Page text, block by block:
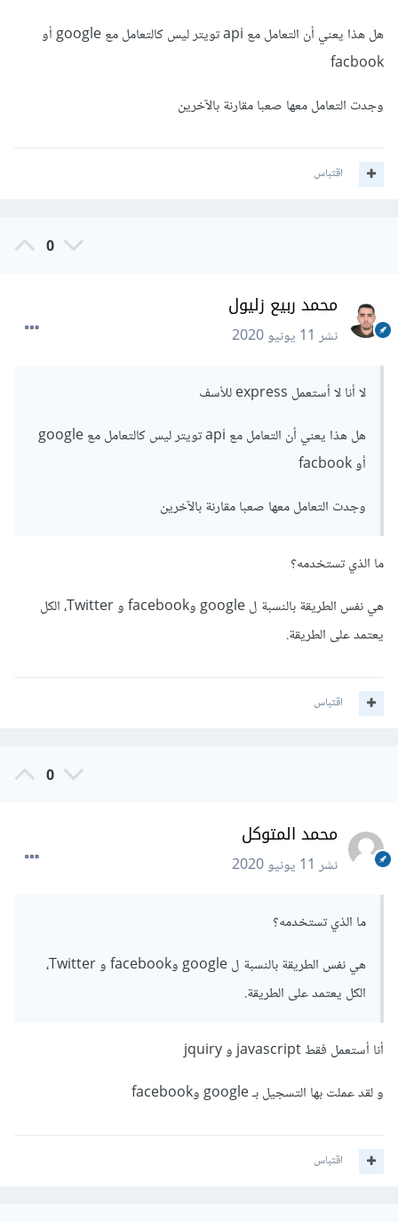
هل هذا يعني أن التعامل مع api تويتر ليس كالتعامل مع google أو
facbook
وجدت التعامل معها صعبا مقارنة بالآخرين
اقتباس
0
محمد ربيع زليول
نشر11 يونيو 2020
لا أنا لا أستعمل express للأسف
هل هذا يعني أن التعامل مع api تويتر ليس كالتعامل مع google
أو facbook
وجدت التعامل معها صعبا مقارنة بالآخرين
ما الذي تستخدمه؟
هي نفس الطريقة بالنسبة ل google وfacebook و Twitter، الكل
يعتمد على الطريقة.
اقتباس
0
محمد المتوكل
نشر11 يونيو 2020
ما الذي تستخدمه؟
هي نفس الطريقة بالنسبة ل google وfacebook و Twitter،
الكل يعتمد على الطريقة.
أنا أستعمل فقط javascript و jquiry
و لقد عملت بها التسجيل بـ google وfacebook
اقتباس